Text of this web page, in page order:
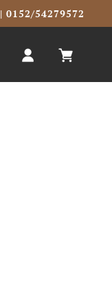
| 0152/54279572